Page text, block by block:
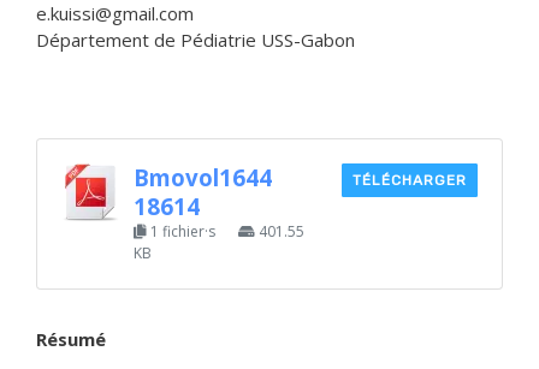
e.kuissi@gmail.com
Département de Pédiatrie USS-Gabon
Bmovol1644
18614
1 fichier·s
401.55
KB
TÉLÉCHARGER
Résumé